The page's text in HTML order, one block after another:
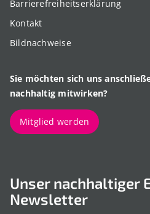
Barrierefreiheitserklärung
Kontakt
Bildnachweise
Sie möchten sich uns
nachhaltig mitwirken?
Mitglied werden
Unser nachhaltiger
Newsletter